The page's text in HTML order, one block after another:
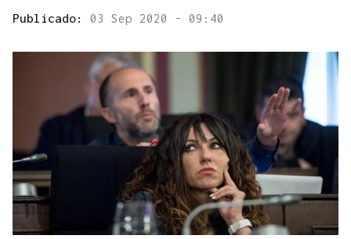
Publicado: 03 Sep 2020 - 09:40